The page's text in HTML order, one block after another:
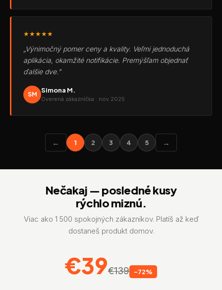
★★★★★
„Výnimočný pomer ceny a kvality. Veľmi jednoduchá
aplikácia, okamžité notifikácie. Premýšľam objednať
ďalšie dve."
SM
Simona M.
Overená zákazníčka · nov 2025
← 1 2 3 4 5 →
Nečakaj — posledné kusy
rýchlo miznú.
Viac ako 1 500 spokojných zákazníkov. Platíš až keď
dostaneš produkt domov.
€39€139 -72%